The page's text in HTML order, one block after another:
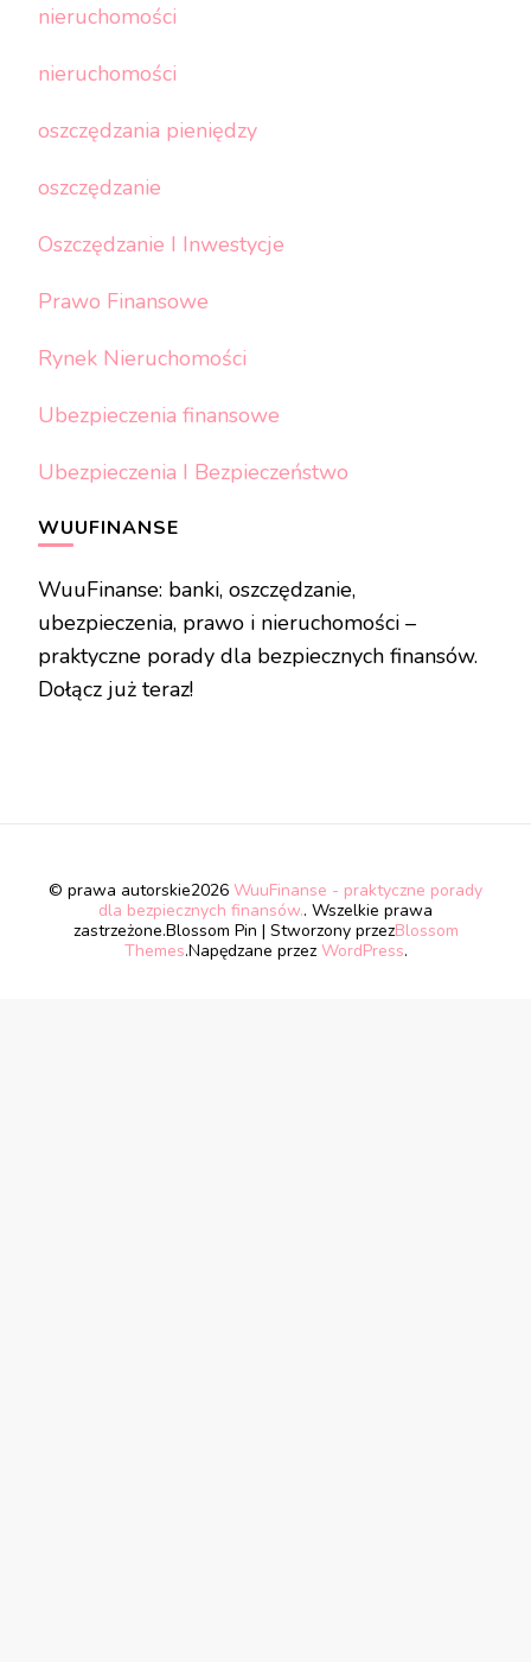
nieruchomości
nieruchomości
oszczędzania pieniędzy
oszczędzanie
Oszczędzanie I Inwestycje
Prawo Finansowe
Rynek Nieruchomości
Ubezpieczenia finansowe
Ubezpieczenia I Bezpieczeństwo
WUUFINANSE
WuuFinanse: banki, oszczędzanie,
ubezpieczenia, prawo i nieruchomości –
praktyczne porady dla bezpiecznych finansów.
Dołącz już teraz!
© prawa autorskie2026 WuuFinanse - praktyczne porady
dla bezpiecznych finansów.. Wszelkie prawa
zastrzeżone.Blossom Pin | Stworzony przezBlossom
Themes.Napędzane przez WordPress.